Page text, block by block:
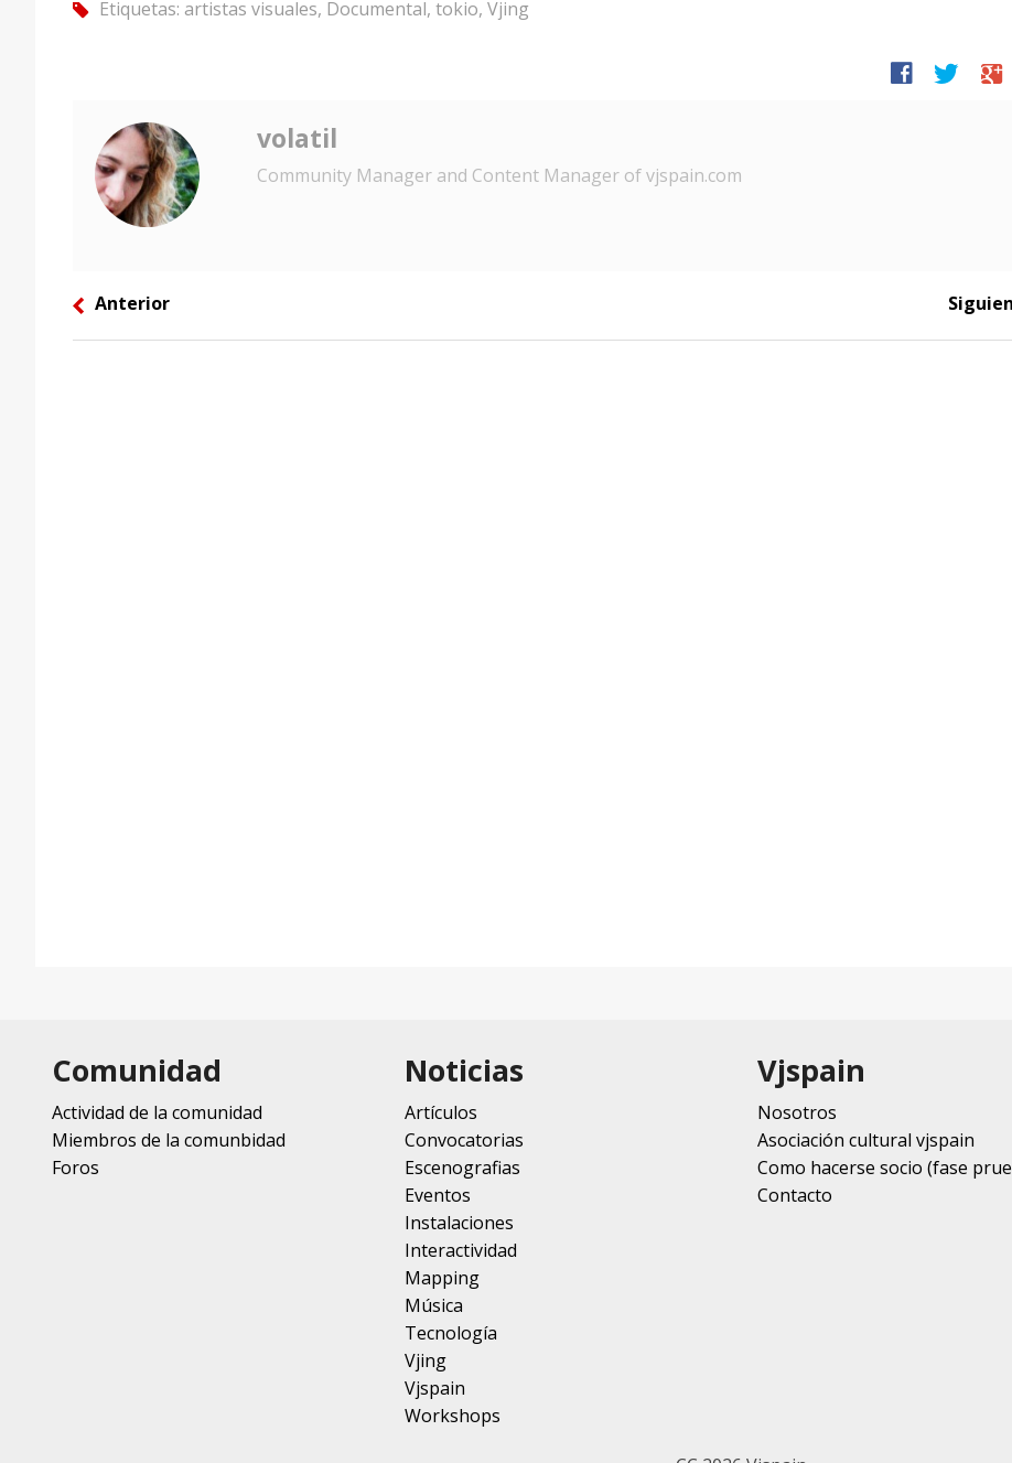
tag Etiquetas: artistas visuales, Documental, tokio, Vjing
facebook twitter google
volatil
Community Manager and Content Manager of vjspain.com
left Anterior
Comunidad
Actividad de la comunidad
Miembros de la comunbidad
Foros
Noticias
Artículos
Convocatorias
Escenografias
Eventos
Instalaciones
Interactividad
Mapping
Música
Tecnología
Vjing
Vjspain
Workshops
Vjspain
Nosotros
Asociación cultural vjspain
Como hacerse socio (fase
Contacto